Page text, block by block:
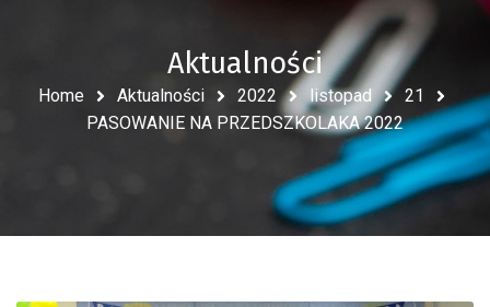
Aktualności
Home Aktualności 2022 listopad
21
PASOWANIE NA PRZEDSZKOLAKA 2022